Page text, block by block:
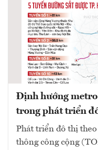
Định hướng metro
trong phát triển
Phát triển đô thị
thông công cộng